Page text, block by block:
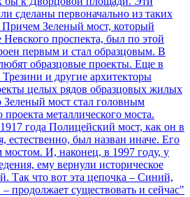
сделаны первоначально из таких
Зеленый мост, который
Невского проспекта, был по этой
первым и стал образцовым. В
образцовые проекты. Еще в
и другие архитекторы
целых рядов образцовых жилых
мост стал головным
металлического моста.
года Полицейский мост, как он в
естественно, был назван иначе. Его
И, наконец, в 1997 году, у
ему вернули историческое
Так что вот эта цепочка – Синий,
продолжает существовать и сейчас"